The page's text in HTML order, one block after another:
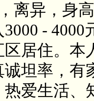
离异，身
-
居住。本
坦率，有
爱生活、